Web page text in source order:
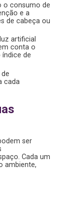
o consumo de
e a
de cabeça ou
artificial
conta o
de
cada
ser
Cada um
ambiente,